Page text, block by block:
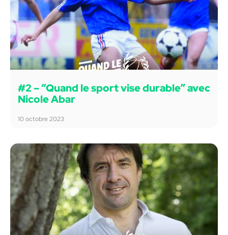
#2 – “Quand le sport vise durable” avec
Nicole Abar
10 octobre 2023